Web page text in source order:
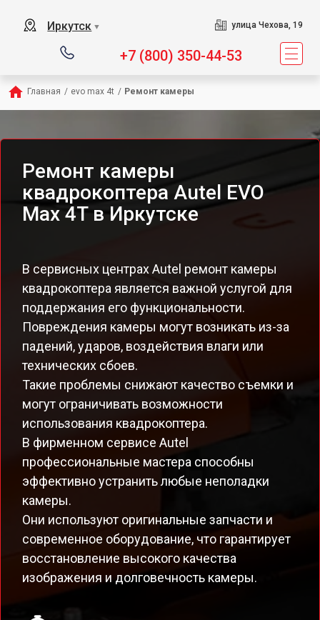
Иркутск ▼ улица Чехова, 19
+7 (800) 350-44-53
Главная / evo max 4t / Ремонт камеры
Ремонт камеры
квадрокоптера Autel EVO
Max 4T в Иркутске
В сервисных центрах Autel ремонт камеры
квадрокоптера является важной услугой для
поддержания его функциональности.
Повреждения камеры могут возникать из-за
падений, ударов, воздействия влаги или
технических сбоев.
Такие проблемы снижают качество съемки и
могут ограничивать возможности
использования квадрокоптера.
В фирменном сервисе Autel
профессиональные мастера способны
эффективно устранить любые неполадки
камеры.
Они используют оригинальные запчасти и
современное оборудование, что гарантирует
восстановление высокого качества
изображения и долговечность камеры.